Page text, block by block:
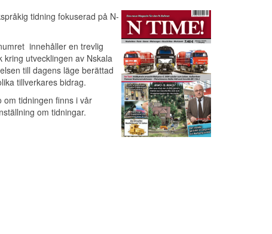
tidning fokuserad på N-
innehåller en trevlig
kring utvecklingen av Nskala
till dagens läge berättad
tillverkares bidrag.
om tidningen finns i vår
om tidningar.